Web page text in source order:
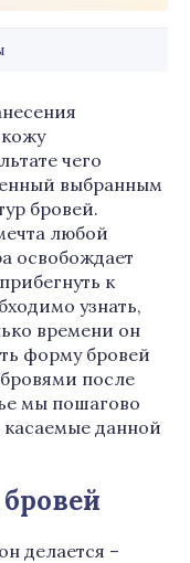
чего
выбранным
бровей.
любой
освобождает
к
узнать,
времени он
форму бровей
после
мы пошагово
касаемые данной
делается –